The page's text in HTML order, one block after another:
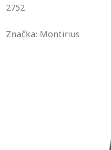
2752
Značka: Montirius